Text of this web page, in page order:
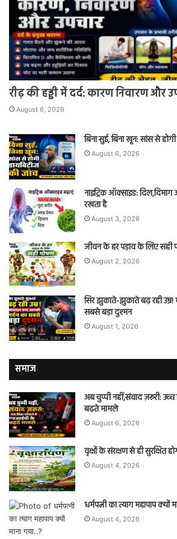
रीढ़ की हड्डी में दर्द: कारण निवारण और
August 6, 2026
बिना सुई, बिना खून: सांस से
August 6, 2026
नाइट्रिक ऑक्साइड:
रखता है
August 3, 2026
जीवन के हर पड़ाव के लिए सही
August 2, 2026
सिर झुकाते-झुकाते बढ़ रही
सबसे बड़ा दुश्मन
August 1, 2026
समाज
अब चुप्पी नहीं,संवाद ज़रूरी:
बढ़ते मामले
August 6, 2026
वृक्षों के संरक्षण से ही सुरक्षित
August 4, 2026
धर्मपत्नी का त्याग महापाप क्यों
August 4, 2026